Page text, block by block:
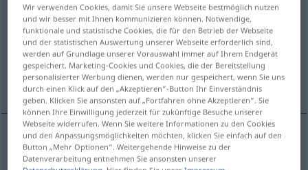
rigoros
Übersicht aller Übersetzungen
(Für mehr Details die Übersetzung anklicken/antippen)
rigorózny
rigorózny rigoros
Wir verwenden Cookies, damit Sie unsere Webseite bestmöglich nutzen
und wir besser mit Ihnen kommunizieren können. Notwendige,
funktionale und statistische Cookies, die für den Betrieb der Webseite
und der statistischen Auswertung unserer Webseite erforderlich sind,
werden auf Grundlage unserer Vorauswahl immer auf Ihrem Endgerät
gespeichert. Marketing-Cookies und Cookies, die der Bereitstellung
personalisierter Werbung dienen, werden nur gespeichert, wenn Sie uns
durch einen Klick auf den „Akzeptieren“-Button Ihr Einverständnis
geben. Klicken Sie ansonsten auf „Fortfahren ohne Akzeptieren“. Sie
können Ihre Einwilligung jederzeit für zukünftige Besuche unserer
Webseite widerrufen. Wenn Sie weitere Informationen zu den Cookies
und den Anpassungsmöglichkeiten möchten, klicken Sie einfach auf den
Button „Mehr Optionen“. Weitergehende Hinweise zu der
Datenverarbeitung entnehmen Sie ansonsten unserer